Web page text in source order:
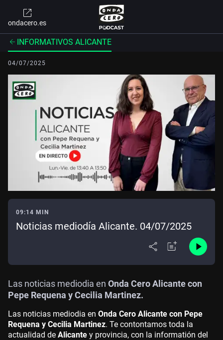
ondacero.es
INFORMATIVOS ALICANTE
04/07/2025
09:14 MIN
Noticias mediodía Alicante. 04/07/2025
Las noticias mediodia en Onda Cero Alicante con
Pepe Requena y Cecilia Martinez.
Las noticias mediodia en Onda Cero Alicante con Pepe
Requena y Cecilia Martinez. Te contontamos toda la
actualidad de Alicante y provincia, con la informatión del